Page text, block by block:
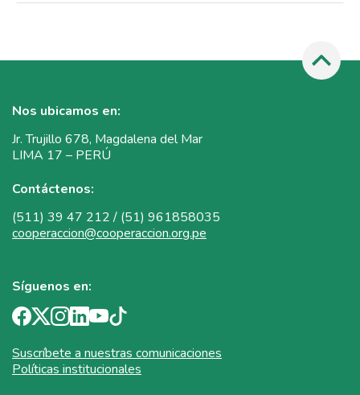
Nos ubicamos en:
Jr. Trujillo 678, Magdalena del Mar
LIMA 17 – PERÚ
Contáctenos:
(511) 39 47 212 / (51) 961858035
cooperaccion@cooperaccion.org.pe
Síguenos en:
Suscríbete a nuestras comunicaciones
Políticas institucionales